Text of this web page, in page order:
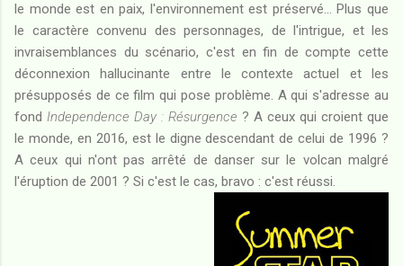
le monde est en paix, l'environnement est préservé... Plus que
le caractère convenu des personnages, de l'intrigue, et les
invraisemblances du scénario, c'est en fin de compte cette
déconnexion hallucinante entre le contexte actuel et les
présupposés de ce film qui pose problème. A qui s'adresse au
fond Independence Day : Résurgence ? A ceux qui croient que
le monde, en 2016, est le digne descendant de celui de 1996 ?
A ceux qui n'ont pas arrêté de danser sur le volcan malgré
l'éruption de 2001 ? Si c'est le cas, bravo : c'est réussi.